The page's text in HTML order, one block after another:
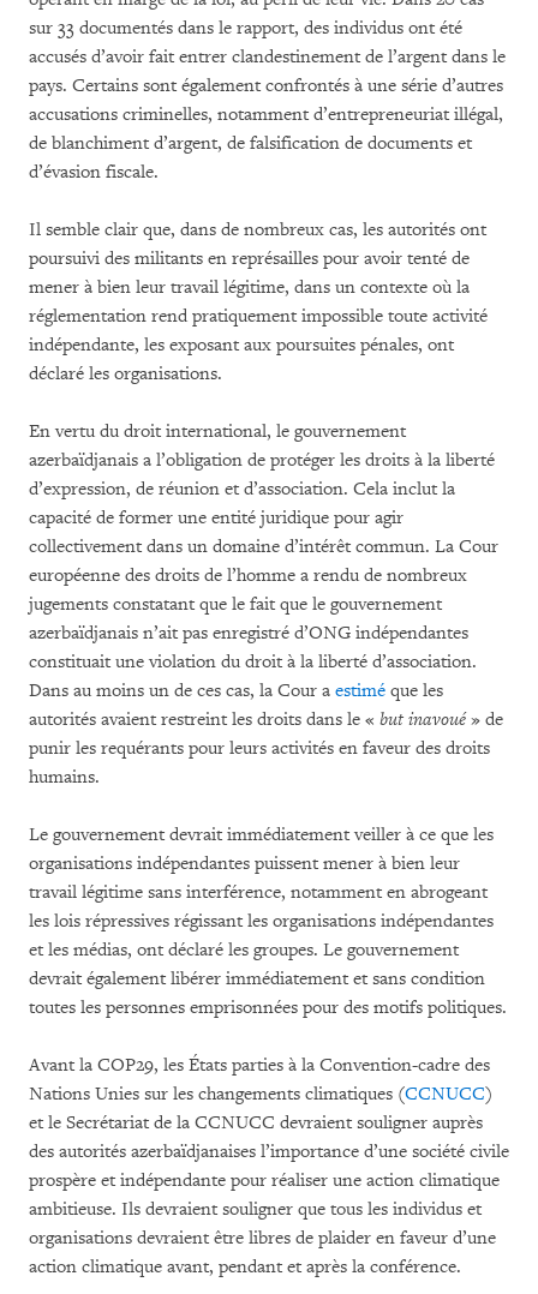
sur 33 documentés dans le rapport, des individus ont été
accusés d’avoir fait entrer clandestinement de l’argent dans le
pays. Certains sont également confrontés à une série d’autres
accusations criminelles, notamment d’entrepreneuriat illégal,
de blanchiment d’argent, de falsification de documents et
d’évasion fiscale.
Il semble clair que, dans de nombreux cas, les autorités ont
poursuivi des militants en représailles pour avoir tenté de
mener à bien leur travail légitime, dans un contexte où la
réglementation rend pratiquement impossible toute activité
indépendante, les exposant aux poursuites pénales, ont
déclaré les organisations.
En vertu du droit international, le gouvernement
azerbaïdjanais a l’obligation de protéger les droits à la liberté
d’expression, de réunion et d’association. Cela inclut la
capacité de former une entité juridique pour agir
collectivement dans un domaine d’intérêt commun. La Cour
européenne des droits de l’homme a rendu de nombreux
jugements constatant que le fait que le gouvernement
azerbaïdjanais n’ait pas enregistré d’ONG indépendantes
constituait une violation du droit à la liberté d’association.
Dans au moins un de ces cas, la Cour a estimé que les
autorités avaient restreint les droits dans le « but inavoué» de
punir les requérants pour leurs activités en faveur des droits
humains.
Le gouvernement devrait immédiatement veiller à ce que les
organisations indépendantes puissent mener à bien leur
travail légitime sans interférence, notamment en abrogeant
les lois répressives régissant les organisations indépendantes
et les médias, ont déclaré les groupes. Le gouvernement
devrait également libérer immédiatement et sans condition
toutes les personnes emprisonnées pour des motifs politiques.
Avant la COP29, les États parties à la Convention-cadre des
Nations Unies sur les changements climatiques (CCNUCC)
et le Secrétariat de la CCNUCC devraient souligner auprès
des autorités azerbaïdjanaises l’importance d’une société civile
prospère et indépendante pour réaliser une action climatique
ambitieuse. Ils devraient souligner que tous les individus et
organisations devraient être libres de plaider en faveur d’une
action climatique avant, pendant et après la conférence.